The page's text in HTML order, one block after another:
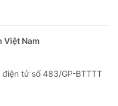
Việt Nam
tử số 483/GP-BTTTT